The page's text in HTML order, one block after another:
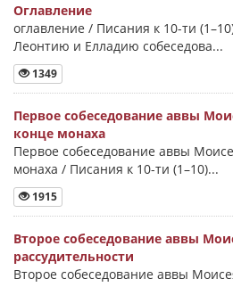
Оглавление
оглавление / Писания к 10-ти
Леонтию и Елладию собеседова...
1349
Первое собеседование аввы
конце монаха
Первое собеседование аввы
монаха / Писания к 10-ти (1–10)...
1915
Второе собеседование аввы
рассудительности
Второе собеседование аввы